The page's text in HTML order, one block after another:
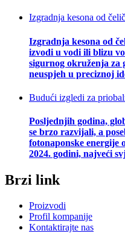
Izgradnja kesona od
Izgradnja kesona od
izvodi u vodi ili blizu
sigurnog okruženja
neuspjeh u preciznoj
Budući izgledi za
Posljednjih godina,
se brzo razvijali, a
fotonaponske
2024. godini, najveći
Brzi link
Proizvodi
Profil kompanije
Kontaktirajte nas